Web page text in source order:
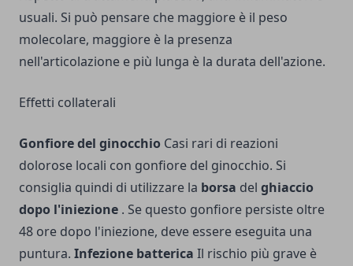
usuali. Si può pensare che maggiore è il peso
molecolare, maggiore è la presenza
nell'articolazione e più lunga è la durata dell'azione.
Effetti collaterali
Gonfiore del ginocchio Casi rari di reazioni
dolorose locali con gonfiore del ginocchio. Si
consiglia quindi di utilizzare la borsa del ghiaccio
dopo l'iniezione . Se questo gonfiore persiste oltre
48 ore dopo l'iniezione, deve essere eseguita una
puntura. Infezione batterica Il rischio più grave è